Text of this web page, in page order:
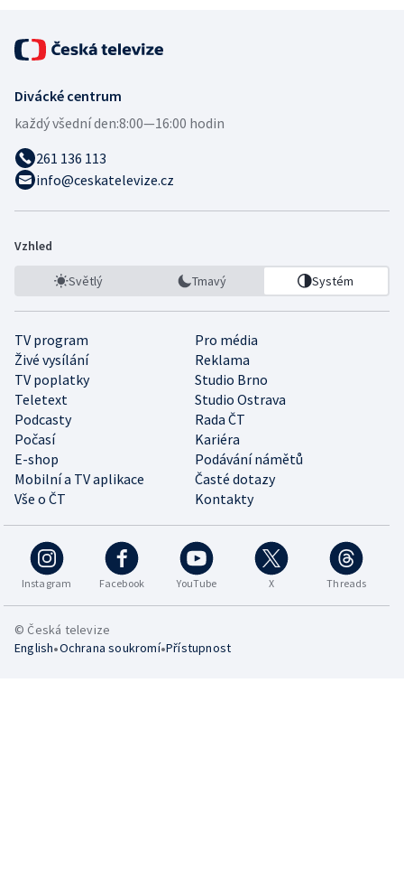
Divácké centrum
každý všední den:8:00—16:00 hodin
261 136 113
info@ceskatelevize.cz
Vzhled
Světlý Tmavý Systém
TV program
Pro média
Živé vysílání
Reklama
TV poplatky
Studio Brno
Teletext
Studio Ostrava
Podcasty
Rada ČT
Počasí
Kariéra
E-shop
Podávání námětů
Mobilní a TV aplikace
Časté dotazy
Vše o ČT
Kontakty
Instagram Facebook YouTube X Threads
© Česká televize
English•Ochrana soukromí•Přístupnost